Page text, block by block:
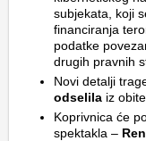
subjekata, koji
financiranja
podatke
drugih pravnih
Novi detalji
odselila iz
Koprivnica će
spektakla –